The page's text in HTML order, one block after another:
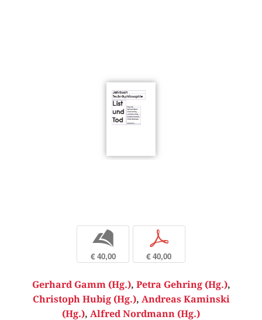
b
€ 40,00
p
€ 40,00
Gerhard Gamm (Hg.), Petra Gehring (Hg.),
Christoph Hubig (Hg.), Andreas Kaminski
(Hg.), Alfred Nordmann (Hg.)